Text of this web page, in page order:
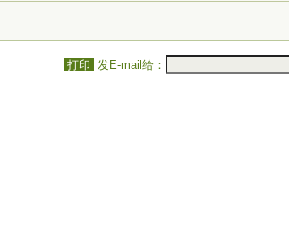
打印 发E-mail给：